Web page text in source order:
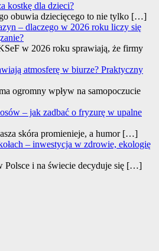
kostkę dla dzieci?
obuwia dziecięcego to nie tylko […]
– dlaczego w 2026 roku liczy się
w 2026 roku sprawiają, że firmy
atmosferę w biurze? Praktyczny
ogromny wpływ na samopoczucie
– jak zadbać o fryzurę w upalne
skóra promienieje, a humor […]
– inwestycja w zdrowie, ekologię
Polsce i na świecie decyduje się […]